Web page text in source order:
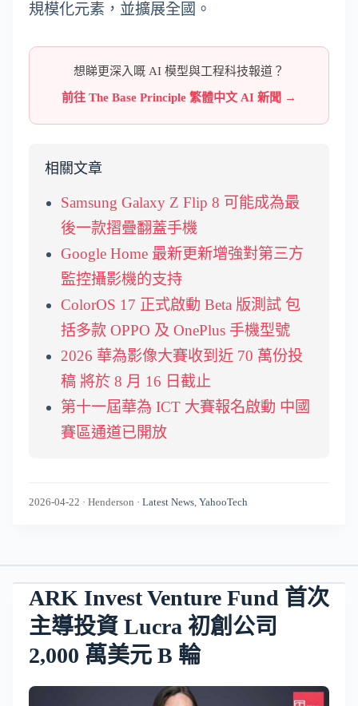
規模化元素，並擴展全國。
想睇更深入嘅 AI 模型與工程科技報道？
前往 The Base Principle 繁體中文 AI 新聞 →
相關文章
Samsung Galaxy Z Flip 8 可能成為最
後一款摺疊翻蓋手機
Google Home 最新更新增強對第三方
監控攝影機的支持
ColorOS 17 正式啟動 Beta 版測試 包
括多款 OPPO 及 OnePlus 手機型號
2026 華為影像大賽收到近 70 萬份投
稿 將於 8 月 16 日截止
第十一屆華為 ICT 大賽報名啟動 中國
賽區通道已開放
2026-04-22 · Henderson · Latest News, YahooTech
ARK Invest Venture Fund 首次
主導投資 Lucra 初創公司
2,000 萬美元 B 輪